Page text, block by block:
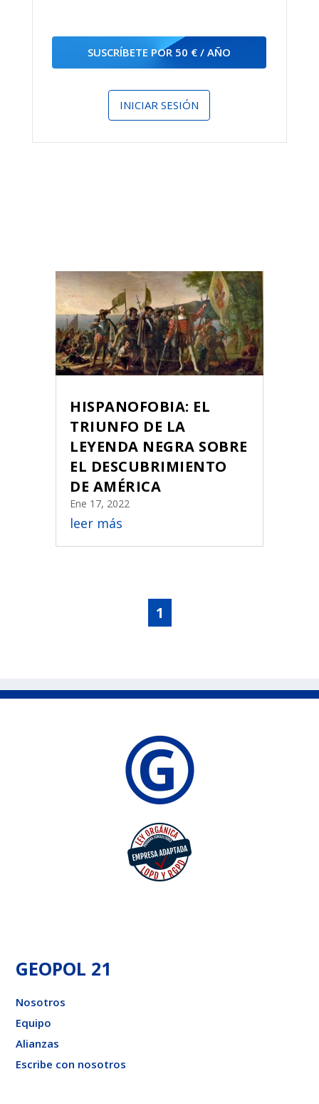
SUSCRÍBETE POR 50 € / AÑO
INICIAR SESIÓN
HISPANOFOBIA: EL
TRIUNFO DE LA
LEYENDA NEGRA SOBRE
EL DESCUBRIMIENTO
DE AMÉRICA
Ene 17, 2022
leer más
1
GEOPOL 21
Nosotros
Equipo
Alianzas
Escribe con nosotros